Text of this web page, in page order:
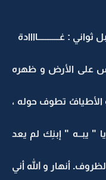
: غــــــــــــاااادة
على الأرض و ظهره
الأطيافُ تطوف حوله ،
" يبــه " إبنِك لم يعد
أنهار و الله أني